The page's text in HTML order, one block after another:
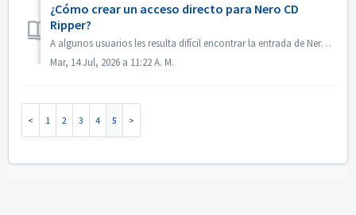
¿Cómo crear un acceso directo para Nero CD
Ripper?
A algunos usuarios les resulta difícil encontrar la entrada de Nero CD Ripper y tienen que ir a la Tienda de Microsoft cada vez que quieren abrirlo. De hec...
Mar, 14 Jul, 2026 a 11:22 A. M.
1 2 3 4 5